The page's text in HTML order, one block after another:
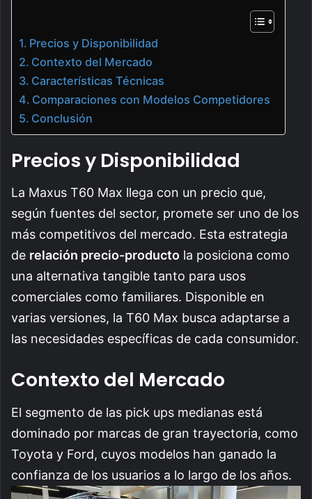
Precios y Disponibilidad
Contexto del Mercado
Características Técnicas
Comparaciones con Modelos Competidores
Conclusión
Precios y Disponibilidad
La Maxus T60 Max llega con un precio que,
según fuentes del sector, promete ser uno de los
más competitivos del mercado. Esta estrategia
de relación precio-producto la posiciona como
una alternativa tangible tanto para usos
comerciales como familiares. Disponible en
varias versiones, la T60 Max busca adaptarse a
las necesidades específicas de cada consumidor.
Contexto del Mercado
El segmento de las pick ups medianas está
dominado por marcas de gran trayectoria, como
Toyota y Ford, cuyos modelos han ganado la
confianza de los usuarios a lo largo de los años.